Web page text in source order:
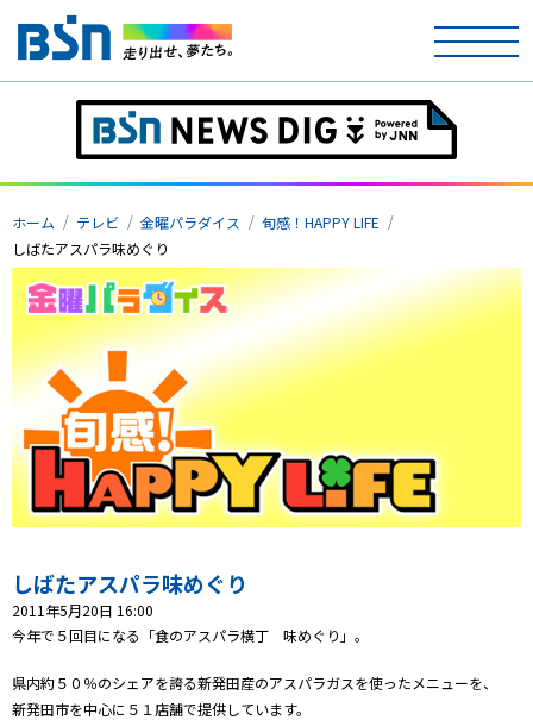
テレビ
ラジオ
アナウンサー
イベント
ニュース
天気
プレゼント
コンテンツ・アプリ
ショッピング
ホーム テレビ 金曜パラダイス
旬感！HAPPY LIFE
しばたアスパラ味めぐり
しばたアスパラ味めぐり
2011年5月20日 16:00
今年で５回目になる「食のアスパラ横丁 味めぐり」。
県内約５０％のシェアを誇る新発田産のアスパラガスを使ったメニューを、
新発田市を中心に５１店舗で提供しています。